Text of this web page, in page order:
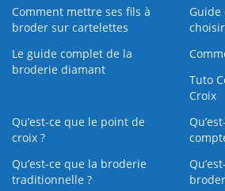
Comment mettre ses fils à
broder sur cartelettes
Guide
Le guide complet de la
broderie diamant
Tuto
Croix
Qu’est-ce que le point de
croix ?
Qu’est-ce que la broderie
traditionnelle ?